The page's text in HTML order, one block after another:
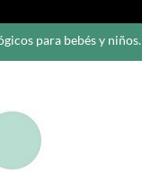
para bebés y niños.